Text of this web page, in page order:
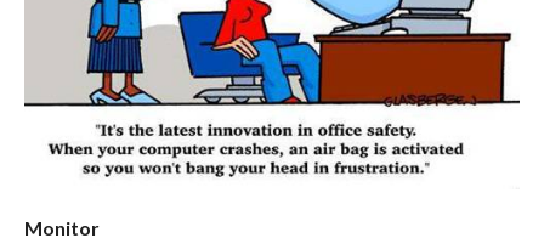
Monitor